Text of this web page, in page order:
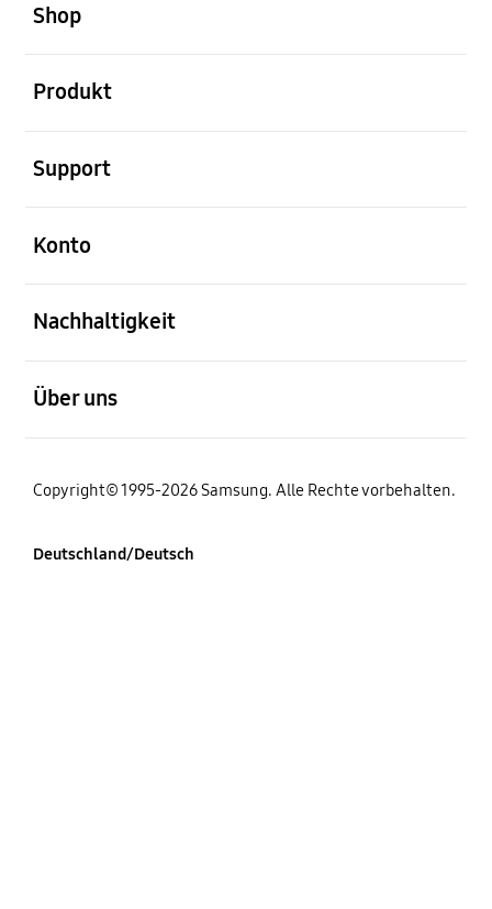
Shop
Produkt
Support
Konto
Nachhaltigkeit
Über uns
Copyright© 1995-2026 Samsung. Alle Rechte vorbehalten.
Deutschland/Deutsch